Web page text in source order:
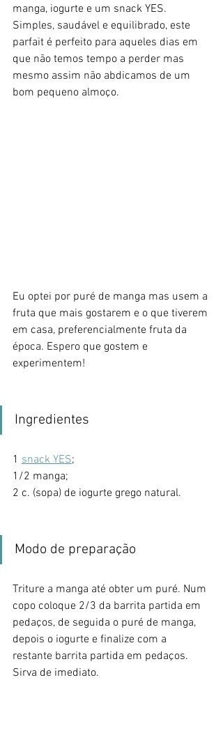
manga, iogurte e um snack YES.
Simples, saudável e equilibrado, este
parfait é perfeito para aqueles dias em
que não temos tempo a perder mas
mesmo assim não abdicamos de um
bom pequeno almoço.
Eu optei por puré de manga mas usem a
fruta que mais gostarem e o que tiverem
em casa, preferencialmente fruta da
época. Espero que gostem e
experimentem!
Ingredientes
1 snack YES;
1/2 manga;
2 c. (sopa) de iogurte grego natural.
Modo de preparação
Triture a manga até obter um puré. Num
copo coloque 2/3 da barrita partida em
pedaços, de seguida o puré de manga,
depois o iogurte e finalize com a
restante barrita partida em pedaços.
Sirva de imediato.